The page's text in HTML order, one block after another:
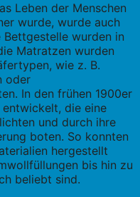
Leben der Menschen
wurde, wurde auch
wurden in
Matratzen wurden
wie z. B.
oder
In den frühen 1900er
die eine
und durch ihre
boten. So konnten
hergestellt
bis hin zu
beliebt sind.